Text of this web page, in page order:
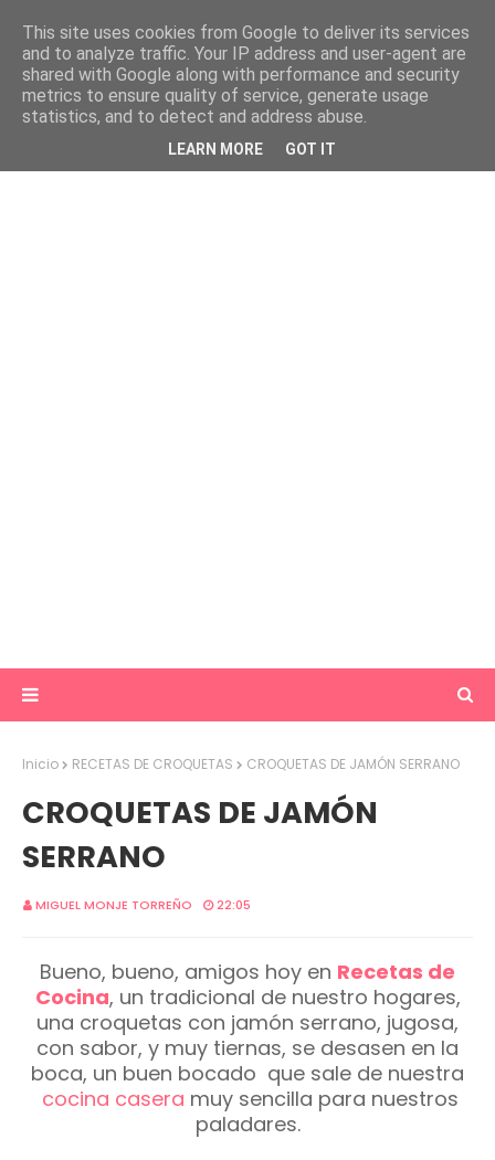
Inicio RECETAS DE CROQUETAS CROQUETAS DE JAMÓN SERRANO
CROQUETAS DE JAMÓN
SERRANO
MIGUEL MONJE TORREÑO 22:05
Bueno, bueno, amigos hoy en Recetas de
Cocina, un tradicional de nuestro hogares,
una croquetas con jamón serrano, jugosa,
con sabor, y muy tiernas, se desasen en la
boca, un buen bocado que sale de nuestra
cocina casera muy sencilla para nuestros
paladares.
This site uses cookies from Google to deliver its services
and to analyze traffic. Your IP address and user-agent are
shared with Google along with performance and security
metrics to ensure quality of service, generate usage
statistics, and to detect and address abuse.
LEARN MORE GOT IT